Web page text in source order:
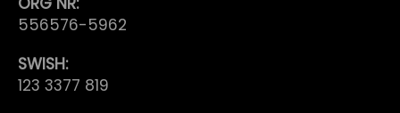
556576-5962
SWISH:
123 3377 819